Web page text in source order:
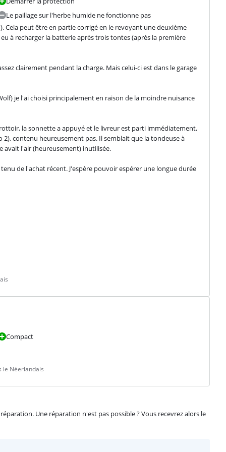
Le paillage sur l'herbe humide ne fonctionne pas
peut être en partie corrigé en le revoyant une deuxième
à recharger la batterie après trois tontes (après la première
clairement pendant la charge. Mais celui-ci est dans le garage
je l'ai choisi principalement en raison de la moindre nuisance
la sonnette a appuyé et le livreur est parti immédiatement,
contenu heureusement pas. Il semblait que la tondeuse à
avait l'air (heureusement) inutilisée.
de l'achat récent. J'espère pouvoir espérer une longue durée
Compact
le Néerlandais
Une réparation n'est pas possible ? Vous recevrez alors le